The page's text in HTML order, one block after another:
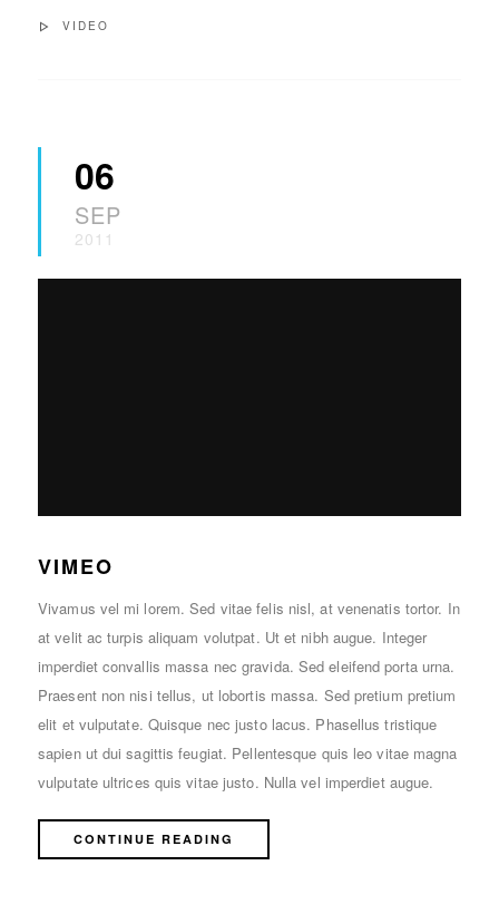
VIDEO
06
SEP
2011
VIMEO
Vivamus vel mi lorem. Sed vitae felis nisl, at venenatis tortor. In
at velit ac turpis aliquam volutpat. Ut et nibh augue. Integer
imperdiet convallis massa nec gravida. Sed eleifend porta urna.
Praesent non nisi tellus, ut lobortis massa. Sed pretium pretium
elit et vulputate. Quisque nec justo lacus. Phasellus tristique
sapien ut dui sagittis feugiat. Pellentesque quis leo vitae magna
vulputate ultrices quis vitae justo. Nulla vel imperdiet augue.
CONTINUE READING